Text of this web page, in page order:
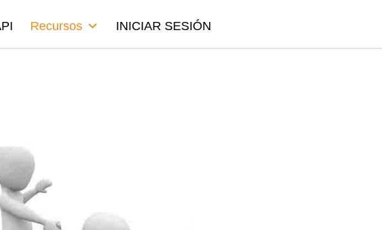
Recursos INICIAR SESIÓN